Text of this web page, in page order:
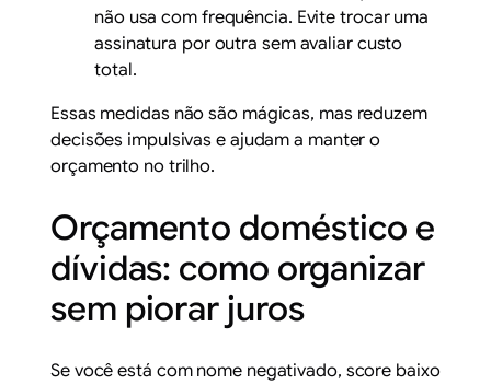
não usa com frequência. Evite trocar uma
assinatura por outra sem avaliar custo
total.
Essas medidas não são mágicas, mas reduzem
decisões impulsivas e ajudam a manter o
orçamento no trilho.
Orçamento doméstico e
dívidas: como organizar
sem piorar juros
Se você está com nome negativado, score baixo